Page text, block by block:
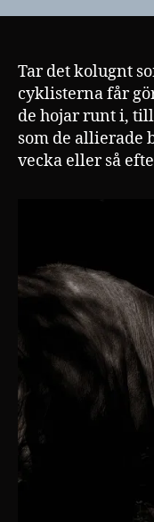
Tar det kolugnt
cyklisterna får
de hojar runt i,
som de allierade
vecka eller så